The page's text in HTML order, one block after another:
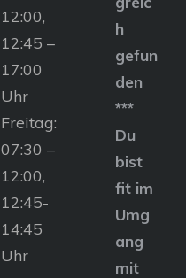
12:00,
12:45 –
17:00
Uhr
Freitag:
07:30 –
12:00,
12:45-
14:45
Uhr
h
gefun
den
***
Du
bist
fit im
Umg
ang
mit